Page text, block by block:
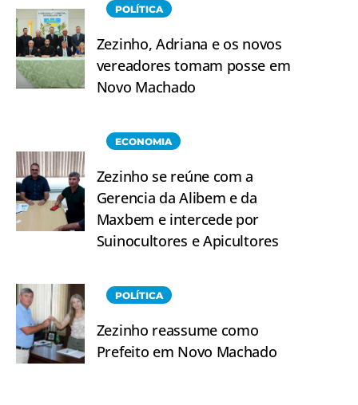
POLÍTICA
Zezinho, Adriana e os novos
vereadores tomam posse em
Novo Machado
ECONOMIA
Zezinho se reúne com a
Gerencia da Alibem e da
Maxbem e intercede por
Suinocultores e Apicultores
POLÍTICA
Zezinho reassume como
Prefeito em Novo Machado